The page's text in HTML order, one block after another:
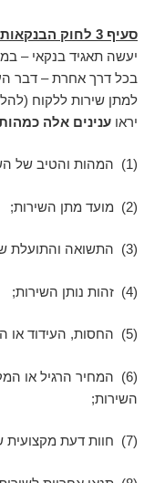
סעיף 3 לחוק הבנקאות (שרות)
יעשה תאגיד בנקאי –
בכל דרך אחרת – דבר
למתן שירות ללקוח
יראו ענינים אלה
(1) המהות והטיב של השירות;
(2) מועד מתן השירות;
(3) התשואה והתועלת שניתן להפיק מהשירות;
(4) זהות נותן השירות;
(5) החסות, העידוד או ההרשאה שניתנו למתן השירות;
(6) המחיר הרגיל או
השירות;
(7) חוות דעת מקצועית שניתנה לגבי טיב השירות או מהותו;